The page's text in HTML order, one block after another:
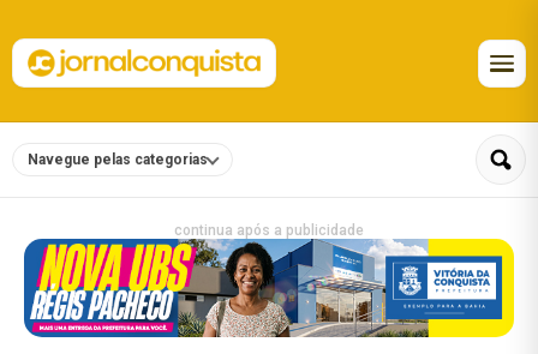
Navegue pelas categorias
continua após a publicidade